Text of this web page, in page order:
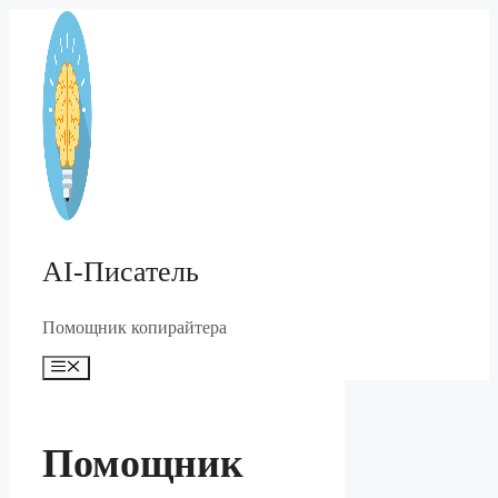
Перейти
содержимому
AI-Писатель
Помощник копирайтера
Меню
Помощник